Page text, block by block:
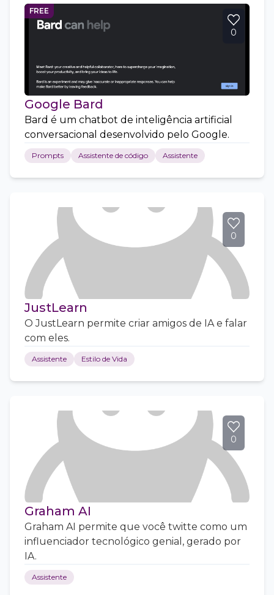
FREE
0
Google Bard
Bard é um chatbot de inteligência artificial
conversacional desenvolvido pelo Google.
Prompts Assistente de código Assistente
0
JustLearn
O JustLearn permite criar amigos de IA e falar
com eles.
Assistente Estilo de Vida
0
Graham AI
Graham AI permite que você twitte como um
influenciador tecnológico genial, gerado por
IA.
Assistente